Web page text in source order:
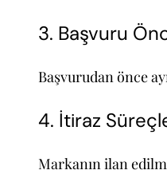
3. Başvuru
Başvurudan önce
4. İtiraz
Markanın ilan